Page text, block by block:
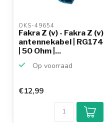
OKS-49654
Fakra Z (v) - Fakra Z (v)
antennekabel | RG174
| 50 Ohm |...
Op voorraad
€12,99